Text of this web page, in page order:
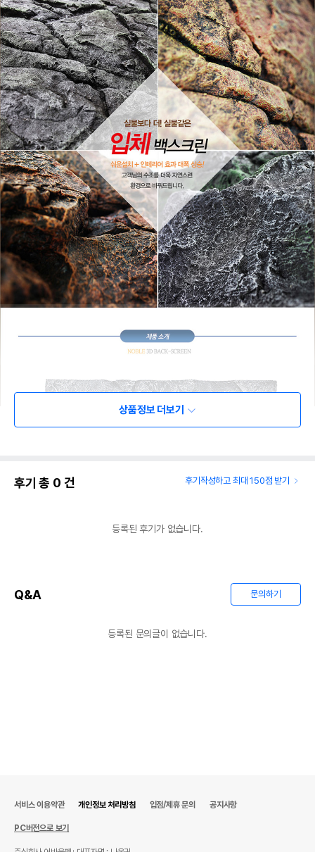
상품정보 더보기
후기 총 0 건 후기작성하고 최대 150점 받기
등록된 후기가 없습니다.
Q&A 문의하기
등록된 문의글이 없습니다.
서비스 이용약관 개인정보 처리방침 입점/제휴 문의 공지사항
PC버전으로 보기